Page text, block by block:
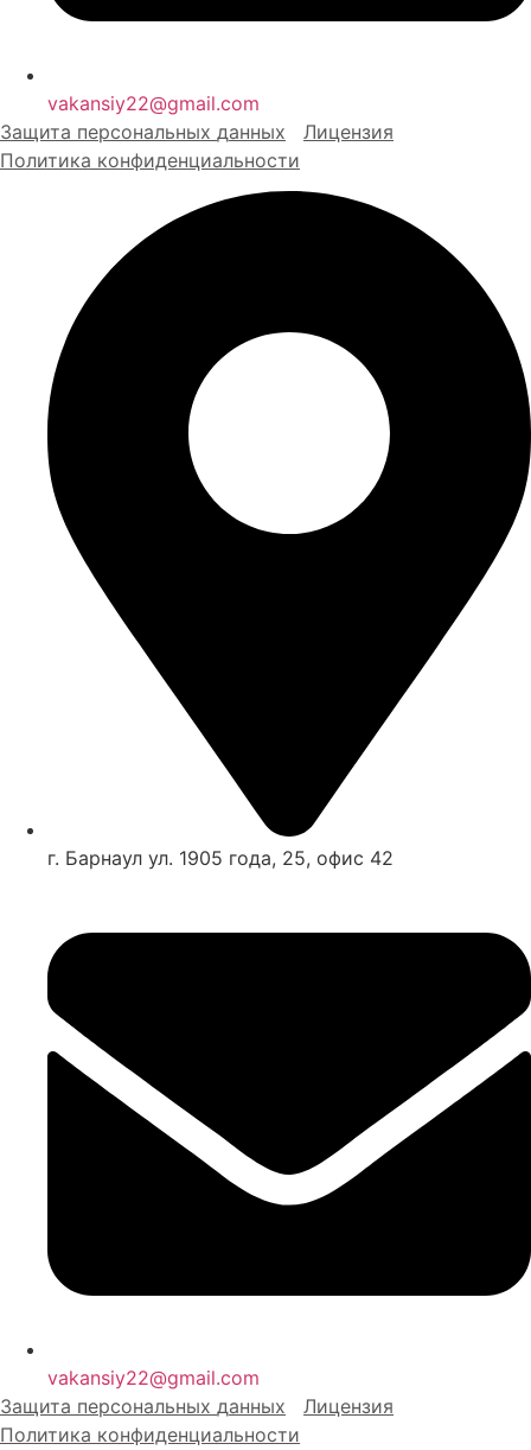
vakansiy22@gmail.com
Защита персональных данных
Лицензия
Политика конфиденциальности
г. Барнаул ул. 1905 года, 25, офис 42
vakansiy22@gmail.com
Защита персональных данных
Лицензия
Политика конфиденциальности